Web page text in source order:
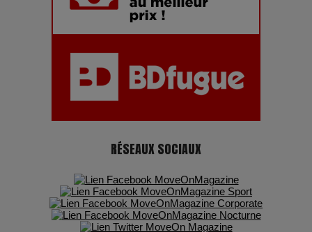
RÉSEAUX SOCIAUX